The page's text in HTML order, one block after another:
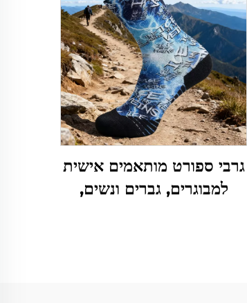
גרבי ספורט מותאמים אישית
למבוגרים, גברים ונשים,